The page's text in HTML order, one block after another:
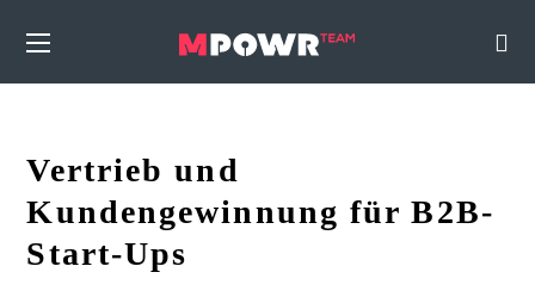
Vertrieb und
Kundengewinnung für B2B-
Start-Ups